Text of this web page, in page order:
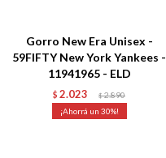
Gorro New Era Unisex -
59FIFTY New York Yankees -
11941965 - ELD
$ 2.023 $ 2.890
30